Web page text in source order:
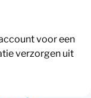
voor een
verzorgen uit